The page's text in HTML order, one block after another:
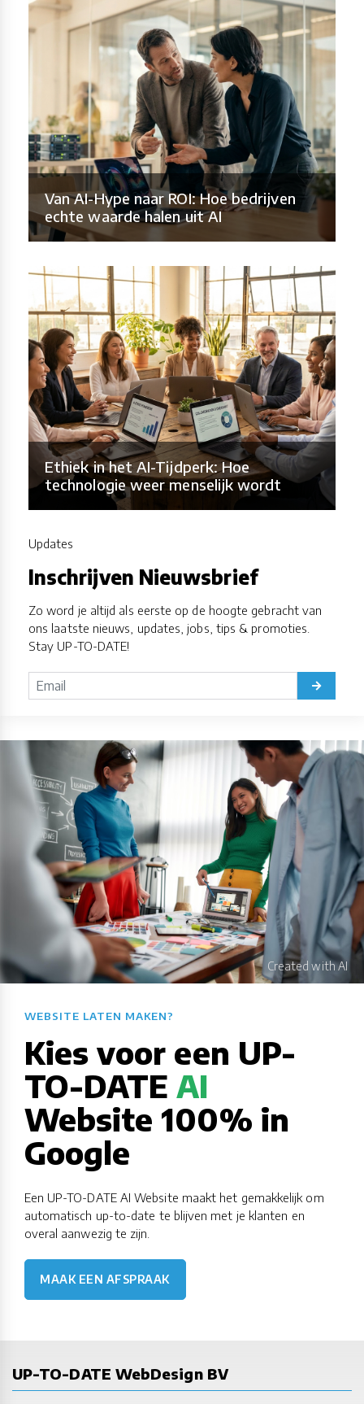
Van AI-Hype naar ROI: Hoe bedrijven
echte waarde halen uit AI
Ethiek in het AI-Tijdperk: Hoe
technologie weer menselijk wordt
Updates
Inschrijven Nieuwsbrief
Zo word je altijd als eerste op de hoogte gebracht van
ons laatste nieuws, updates, jobs, tips & promoties.
Stay UP-TO-DATE!
WEBSITE LATEN MAKEN?​​​​​​​​​​​​​​
Kies voor een UP-
TO-DATEAI
Website 100% in
Google
Een UP-TO-DATE AI Website maakt het gemakkelijk om
automatisch up-to-date te blijven met je klanten en
overal aanwezig te zijn.
MAAK EEN AFSPRAAK
UP-TO-DATE WebDesign BV